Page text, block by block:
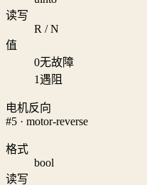
读写
R / N
值
0无故障
1遇阻
电机反向
#5 · motor-reverse
格式
bool
读写